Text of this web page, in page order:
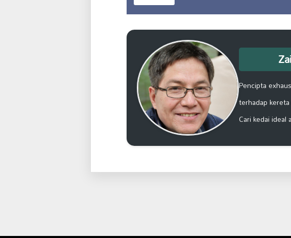
Pencipta
terhadap
Cari kedai